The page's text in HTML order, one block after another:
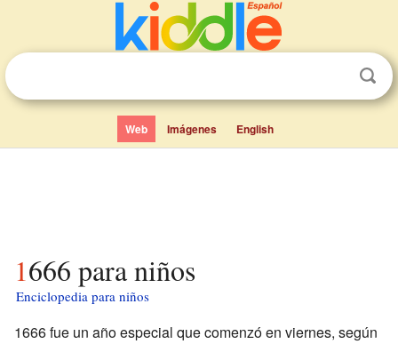
Web Imágenes English
1666 para niños
Enciclopedia para niños
1666 fue un año especial que comenzó en viernes, según